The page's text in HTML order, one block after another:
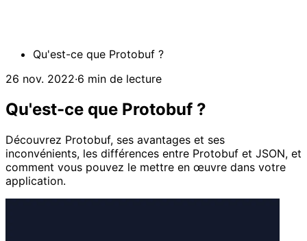
Qu'est-ce que Protobuf ?
26 nov. 2022·6 min de lecture
Qu'est-ce que Protobuf ?
Découvrez Protobuf, ses avantages et ses
inconvénients, les différences entre Protobuf et JSON, et
comment vous pouvez le mettre en œuvre dans votre
application.